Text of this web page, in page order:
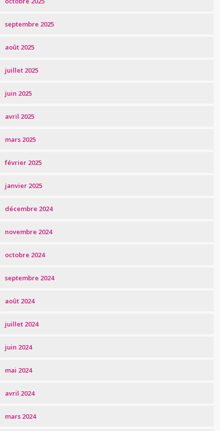
septembre 2025
août 2025
juillet 2025
juin 2025
avril 2025
mars 2025
février 2025
janvier 2025
décembre 2024
novembre 2024
octobre 2024
septembre 2024
août 2024
juillet 2024
juin 2024
mai 2024
avril 2024
mars 2024